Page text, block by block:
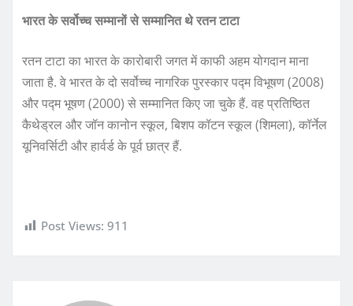
भारत के सर्वोच्च सम्मानों से सम्मानित थे रतन टाटा
रतन टाटा का भारत के कारोबारी जगत में काफी अहम योगदान माना
जाता है. वे भारत के दो सर्वोच्च नागरिक पुरस्कार पद्म विभूषण (2008)
और पद्म भूषण (2000) से सम्मानित किए जा चुके हैं. वह प्रतिष्ठित
कैथेड्रल और जॉन कानोन स्कूल, बिशप कॉटन स्कूल (शिमला), कॉर्नेल
यूनिवर्सिटी और हार्वर्ड के पूर्व छात्र हैं.
Post Views: 911